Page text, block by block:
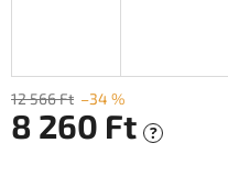
12 566 Ft –34 %
8 260 Ft ?